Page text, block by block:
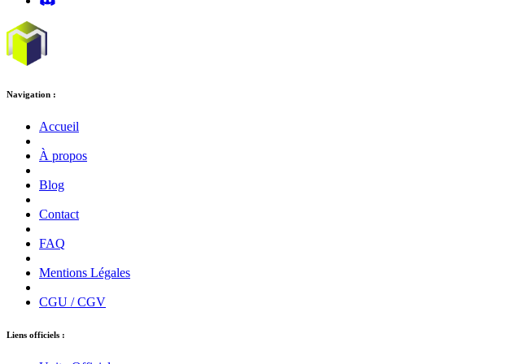
Navigation :
Accueil
À propos
Blog
Contact
FAQ
Mentions Légales
CGU / CGV
Liens officiels :